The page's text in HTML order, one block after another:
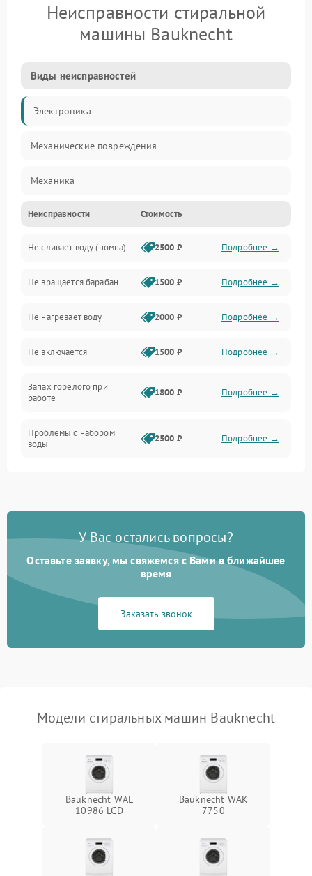
Неисправности стиральной
машины Bauknecht
Виды неисправностей
Электроника
Механические повреждения
Механика
Электропитание
Водоснабжение
Слив
Программное обеспечение
Неисправности Стоимость
Не сливает воду (помпа) 2500 ₽ Подробнее →
Не вращается барабан 1500 ₽ Подробнее →
Не нагревает воду 2000 ₽ Подробнее →
Не включается 1500 ₽ Подробнее →
Запах горелого при
работе
1800 ₽ Подробнее →
Проблемы с набором
воды
2500 ₽ Подробнее →
Замена платы управления 2200 ₽ Подробнее →
У Вас остались вопросы?
Оставьте заявку, мы свяжемся с Вами в ближайшее
время
Заказать звонок
Модели стиральных машин Bauknecht
Bauknecht WAL
10986 LCD
Bauknecht WAK
7750